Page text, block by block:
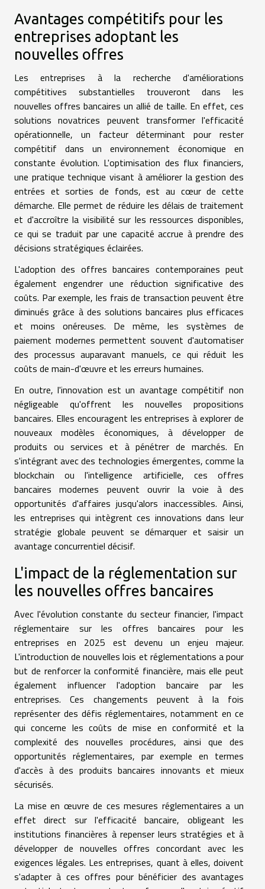
Avantages compétitifs pour les
entreprises adoptant les
nouvelles offres
Les entreprises à la recherche d'améliorations
compétitives substantielles trouveront dans les
nouvelles offres bancaires un allié de taille. En effet, ces
solutions novatrices peuvent transformer l'efficacité
opérationnelle, un facteur déterminant pour rester
compétitif dans un environnement économique en
constante évolution. L'optimisation des flux financiers,
une pratique technique visant à améliorer la gestion des
entrées et sorties de fonds, est au cœur de cette
démarche. Elle permet de réduire les délais de traitement
et d'accroître la visibilité sur les ressources disponibles,
ce qui se traduit par une capacité accrue à prendre des
décisions stratégiques éclairées.
L'adoption des offres bancaires contemporaines peut
également engendrer une réduction significative des
coûts. Par exemple, les frais de transaction peuvent être
diminués grâce à des solutions bancaires plus efficaces
et moins onéreuses. De même, les systèmes de
paiement modernes permettent souvent d'automatiser
des processus auparavant manuels, ce qui réduit les
coûts de main-d'œuvre et les erreurs humaines.
En outre, l'innovation est un avantage compétitif non
négligeable qu'offrent les nouvelles propositions
bancaires. Elles encouragent les entreprises à explorer de
nouveaux modèles économiques, à développer de
produits ou services et à pénétrer de marchés. En
s'intégrant avec des technologies émergentes, comme la
blockchain ou l'intelligence artificielle, ces offres
bancaires modernes peuvent ouvrir la voie à des
opportunités d'affaires jusqu'alors inaccessibles. Ainsi,
les entreprises qui intègrent ces innovations dans leur
stratégie globale peuvent se démarquer et saisir un
avantage concurrentiel décisif.
L'impact de la réglementation sur
les nouvelles offres bancaires
Avec l'évolution constante du secteur financier, l'impact
réglementaire sur les offres bancaires pour les
entreprises en 2025 est devenu un enjeu majeur.
L'introduction de nouvelles lois et réglementations a pour
but de renforcer la conformité financière, mais elle peut
également influencer l'adoption bancaire par les
entreprises. Ces changements peuvent à la fois
représenter des défis réglementaires, notamment en ce
qui concerne les coûts de mise en conformité et la
complexité des nouvelles procédures, ainsi que des
opportunités réglementaires, par exemple en termes
d'accès à des produits bancaires innovants et mieux
sécurisés.
La mise en œuvre de ces mesures réglementaires a un
effet direct sur l'efficacité bancaire, obligeant les
institutions financières à repenser leurs stratégies et à
développer de nouvelles offres concordant avec les
exigences légales. Les entreprises, quant à elles, doivent
s'adapter à ces offres pour bénéficier des avantages